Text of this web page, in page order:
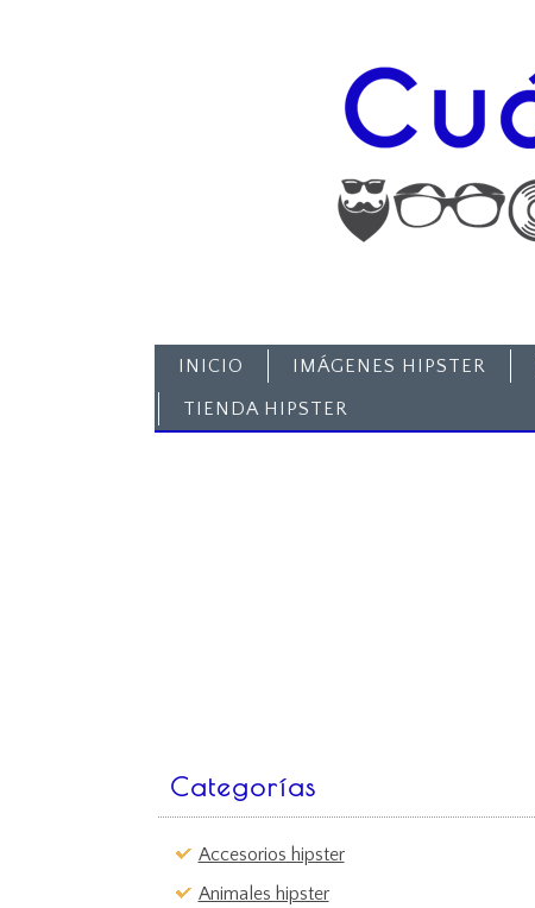
INICIO IMÁGENES HIPSTER
TIENDA HIPSTER
Categorías
Accesorios hipster
Animales hipster